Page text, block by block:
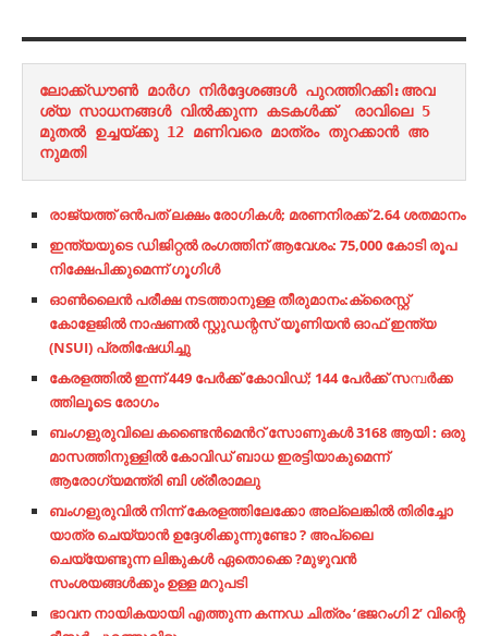
ലോക്ക്ഡൗൺ മാർഗ നിർദ്ദേശങ്ങൾ പുറത്തിറക്കി:അവ
ശ്യ സാധനങ്ങൾ വിൽക്കുന്ന കടകൾക്ക്  രാവിലെ 5
മുതൽ ഉച്ചയ്‌ക്കു 12 മണിവരെ മാത്രം തുറക്കാൻ അ
നുമതി
രാജ്യത്ത്‌ ഒൻപത് ലക്ഷം രോ​ഗികള്‍; മരണനിരക്ക്‌ 2.64 ശതമാനം‌
ഇന്ത്യയുടെ ഡിജിറ്റൽ രംഗത്തിന് ആവേശം: 75,000 കോടി രൂപ
നിക്ഷേപിക്കുമെന്ന് ഗൂഗിൾ
ഓൺലൈൻ പരീക്ഷ നടത്താനുള്ള തീരുമാനം:ക്രൈസ്റ്റ്
കോളേജിൽ നാഷണൽ സ്റ്റുഡന്റസ് യൂണിയൻ ഓഫ് ഇന്ത്യ
(NSUI) പ്രതിഷേധിച്ചു
കേരളത്തിൽ ഇ​ന്ന് 449 പേ​ര്‍​ക്ക് കോ​വി​ഡ്; 144 പേ​ര്‍​ക്ക് സ​മ്പ​ര്‍​ക്ക​
ത്തി​ലൂ​ടെ രോ​ഗം
ബംഗളുരുവിലെ കണ്ടൈൻമെൻറ് സോണുകൾ 3168 ആയി : ഒരു
മാസത്തിനുള്ളിൽ കോവിഡ് ബാധ ഇരട്ടിയാകുമെന്ന്
ആരോഗ്യമന്ത്രി ബി ശ്രീരാമലു
ബംഗളുരുവിൽ നിന്ന് കേരളത്തിലേക്കോ അല്ലെങ്കിൽ തിരിച്ചോ
യാത്ര ചെയ്യാൻ ഉദ്ദേശിക്കുന്നുണ്ടോ ? അപ്ലൈ
ചെയ്യേണ്ടുന്ന ലിങ്കുകൾ ഏതൊക്കെ ?മുഴുവൻ
സംശയങ്ങൾക്കും ഉള്ള മറുപടി
ഭാവന നായികയായി എത്തുന്ന കന്നഡ ചിത്രം ‘ഭജറംഗി 2’ വിന്റെ